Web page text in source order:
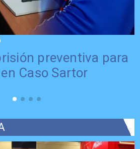
preventiva para
Caso Sartor